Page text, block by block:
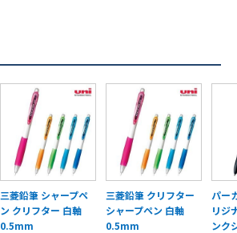
三菱鉛筆 シャープペ
ン クリフター 白軸
0.5mm
三菱鉛筆 クリフター
シャープペン 白軸
0.5mm
パー
リジ
ンク